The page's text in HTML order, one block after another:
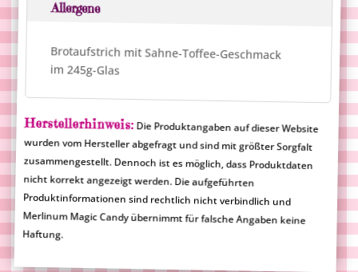
Allergene
Brotaufstrich mit Sahne-Toffee-Geschmack
im 245g-Glas
Herstellerhinweis:Die Produktangaben auf dieser Website
wurden vom Hersteller abgefragt und sind mit größter Sorgfalt
zusammengestellt. Dennoch ist es möglich, dass Produktdaten
nicht korrekt angezeigt werden. Die aufgeführten
Produktinformationen sind rechtlich nicht verbindlich und
Merlinum Magic Candy übernimmt für falsche Angaben keine
Haftung.